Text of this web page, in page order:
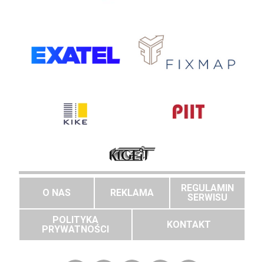
O NAS REKLAMA
REGULAMIN
SERWISU
POLITYKA
PRYWATNOŚCI
KONTAKT